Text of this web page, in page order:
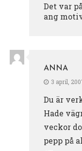
Det var
ang
ANNA
3 april,
Du är
Hade
veckor
pepp på